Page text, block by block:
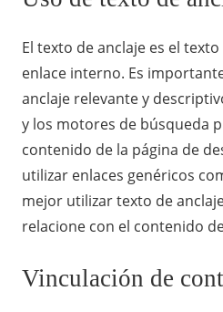
El texto de anclaje es el
enlace interno. Es
anclaje relevante y
y los motores de búsqueda
contenido de la página de
utilizar enlaces genéricos
mejor utilizar texto de
relacione con el contenido
Vinculación de